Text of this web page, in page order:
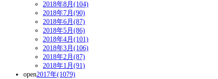
2018年8月(104)
2018年7月(90)
2018年6月(87)
2018年5月(86)
2018年4月(101)
2018年3月(106)
2018年2月(87)
2018年1月(91)
open2017年(1079)